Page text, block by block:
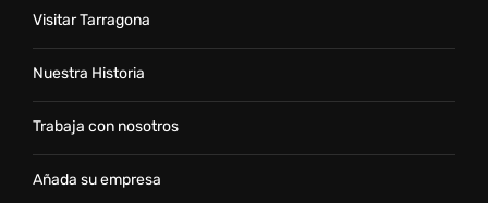
Visitar Tarragona
Nuestra Historia
Trabaja con nosotros
Añada su empresa